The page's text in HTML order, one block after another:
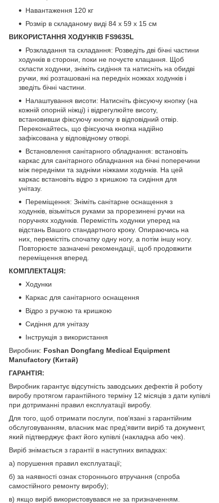
Навантаження 120 кг
Розмір в складаному виді 84 х 59 х 15 см
ВИКОРИСТАННЯ ХОДУНКІВ FS9635L
Розкладання та складання: Розведіть дві бічні частини
ходунків в сторони, поки не почуєте клацання. Щоб
скласти ходунки, зніміть сидіння та натисніть на обидві
ручки, які розташовані на передніх ножках ходунків і
зведіть бічні частини.
Налаштування висоти: Натисніть фіксуючу кнопку (на
кожній опорній ніжці) і відрегулюйте висоту,
встановивши фіксуючу кнопку в відповідний отвір.
Переконайтесь, що фіксуюча кнопка надійно
зафіксована у відповідному отворі.
Встановлення санітарного обладнання: встановіть
каркас для санітарного обладнання на бічні поперечини
між передніми та задніми ніжками ходунків. На цей
каркас встановіть відро з кришкою та сидіння для
унітазу.
Переміщення: Зніміть санітарне оснащення з
ходунків, візьміться руками за прорезинені ручки на
поручнях ходунків. Перемістіть ходунки уперед на
відстань Вашого стандартного кроку. Опираючись на
них, перемістіть спочатку одну ногу, а потім іншу ногу.
Повторюєте зазначені рекомендації, щоб продовжити
переміщення вперед.
КОМПЛЕКТАЦІЯ:
Ходунки
Каркас для санітарного оснащення
Відро з ручкою та кришкою
Сидіння для унітазу
Інструкція з використання
Виробник: Foshan Dongfang Medical Equipment
Manufactory (Китай)
ГАРАНТІЯ:
Виробник гарантує відсутність заводських дефектів й роботу
виробу протягом гарантійного терміну 12 місяців з дати купівлі
при дотриманні правил експлуатації виробу.
Для того, щоб отримати послуги, пов’язані з гарантійним
обслуговуванням, власник має пред’явити виріб та документ,
який підтверджує факт його купівлі (накладна або чек).
Виріб знімається з гарантії в наступних випадках:
а) порушення правил експлуатації;
б) за наявності ознак стороннього втручання (спроба
самостійного ремонту виробу);
в) якщо виріб використовувався не за призначенням.